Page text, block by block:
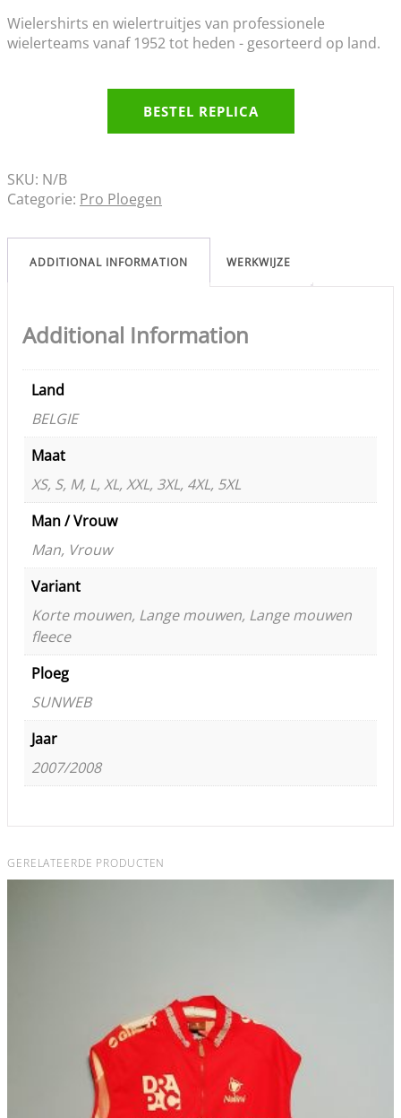
Wielershirts en wielertruitjes van professionele
wielerteams vanaf 1952 tot heden - gesorteerd op land.
BESTEL REPLICA
SKU: N/B
Categorie: Pro Ploegen
ADDITIONAL INFORMATION WERKWIJZE
Additional Information
Land
BELGIE
Maat
XS, S, M, L, XL, XXL, 3XL, 4XL, 5XL
Man / Vrouw
Man, Vrouw
Variant
Korte mouwen, Lange mouwen, Lange mouwen
fleece
Ploeg
SUNWEB
Jaar
2007/2008
GERELATEERDE PRODUCTEN